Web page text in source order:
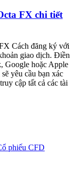
FX chi tiết
Cách đăng ký với
giao dịch. Điền
Google hoặc Apple
yêu cầu bạn xác
cập tất cả các tài
phiếu CFD